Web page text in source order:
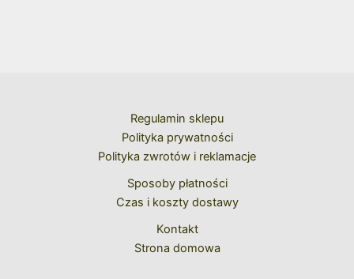
Regulamin sklepu
Polityka prywatności
Polityka zwrotów i reklamacje
Sposoby płatności
Czas i koszty dostawy
Kontakt
Strona domowa